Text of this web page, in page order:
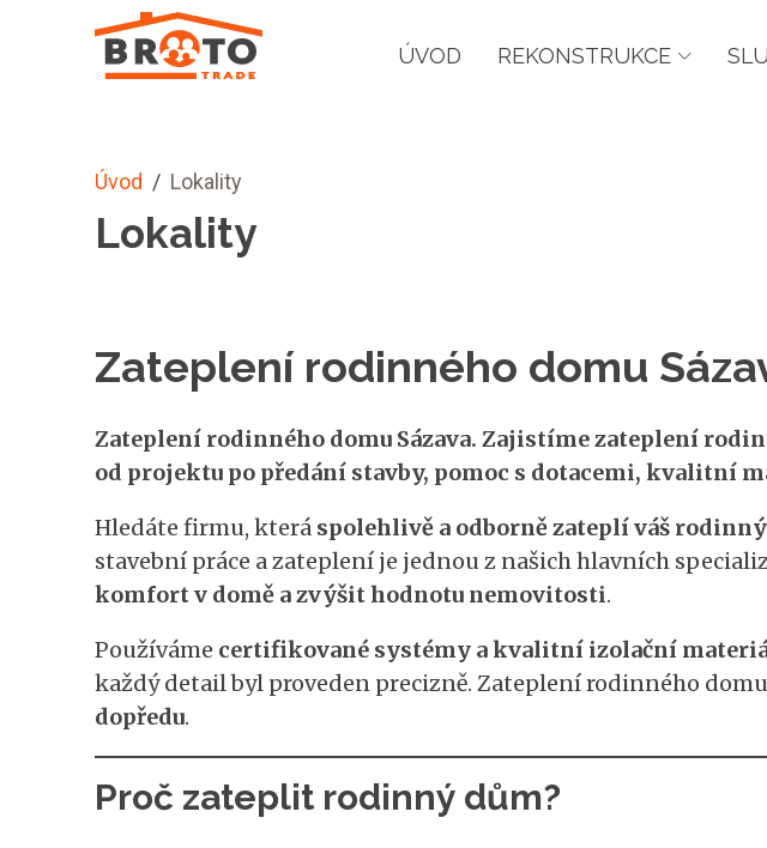
ÚVOD REKONSTRUKCE
Úvod / Lokality
Lokality
Zateplení rodinného domu
Zateplení rodinného domu Sázava. Zajistíme zateplení
od projektu po předání stavby, pomoc s dotacemi, kvalitní
Hledáte firmu, která spolehlivě a odborně zateplí váš
stavební práce a zateplení je jednou z našich hlavních
komfort v domě a zvýšit hodnotu nemovitosti.
Používáme certifikované systémy a kvalitní izolační
každý detail byl proveden precizně. Zateplení rodinného
dopředu.
Proč zateplit rodinný dům?